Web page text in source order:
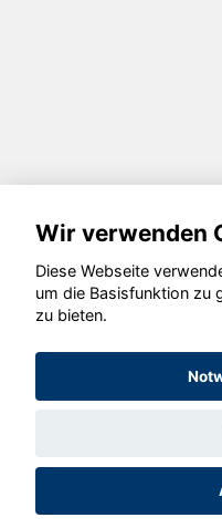
Wir verwenden
Diese Webseite
um die Basisfunktion zu
zu bieten.